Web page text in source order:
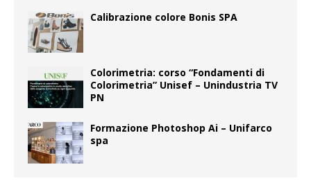
Calibrazione colore Bonis SPA
Colorimetria: corso “Fondamenti di
Colorimetria” Unisef – Unindustria TV
PN
Formazione Photoshop Ai – Unifarco
spa